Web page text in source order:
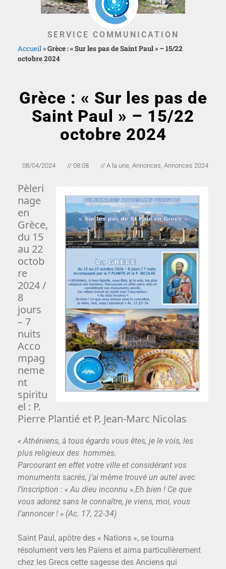
SERVICE COMMUNICATION
Accueil »Grèce : « Sur les pas de Saint Paul » – 15/22
octobre 2024
Grèce : « Sur les pas de
Saint Paul » – 15/22
octobre 2024
08/04/2024 // 08:08 // A la une, Annonces, Annonces 2024
Pèleri
nage
en
Grèce,
du 15
au 22
octob
re
2024 /
8
jours
– 7
nuits
Acco
mpag
neme
nt
spiritu
el : P.
Pierre Plantié et P. Jean-Marc Nicolas
« Athéniens, à tous égards vous êtes, je le vois, les
plus religieux des hommes.
Parcourant en effet votre ville et considérant vos
monuments sacrés, j’ai même trouvé un autel avec
l’inscription : « Au dieu inconnu ».Eh bien ! Ce que
vous adorez sans le connaître, je viens, moi, vous
l’annoncer ! » (Ac. 17, 22-34)
Saint Paul, apôtre des « Nations », se tourna
résolument vers les Païens et aima particulièrement
chez les Grecs cette sagesse des Anciens qui